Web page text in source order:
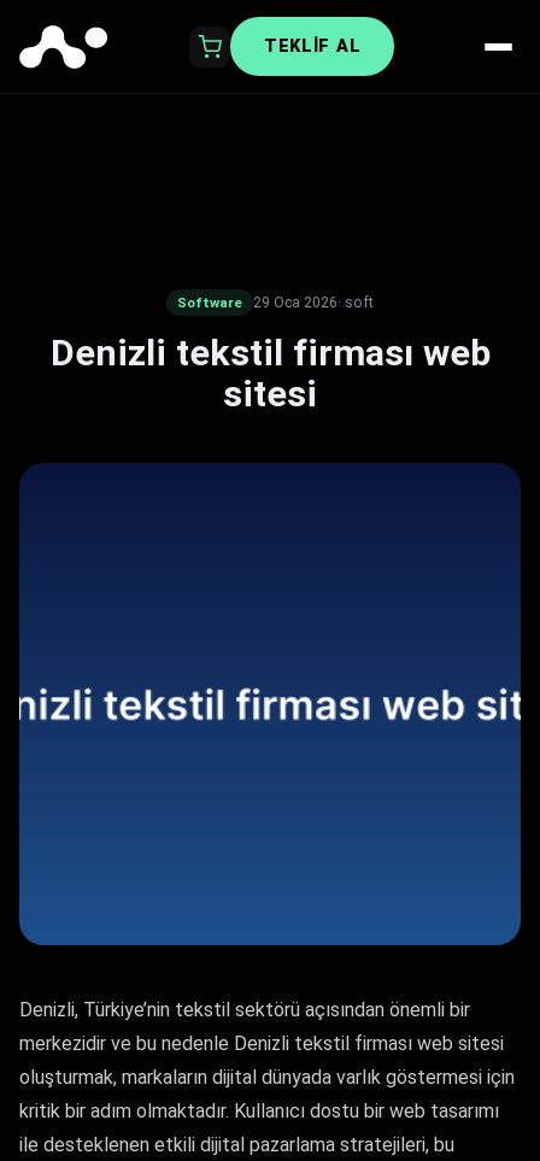
TEKLIF AL
Software 29 Oca 2026· soft
Denizli tekstil firması web
sitesi
Denizli, Türkiye’nin tekstil sektörü açısından önemli bir
merkezidir ve bu nedenle Denizli tekstil firması web sitesi
oluşturmak, markaların dijital dünyada varlık göstermesi için
kritik bir adım olmaktadır. Kullanıcı dostu bir web tasarımı
ile desteklenen etkili dijital pazarlama stratejileri, bu